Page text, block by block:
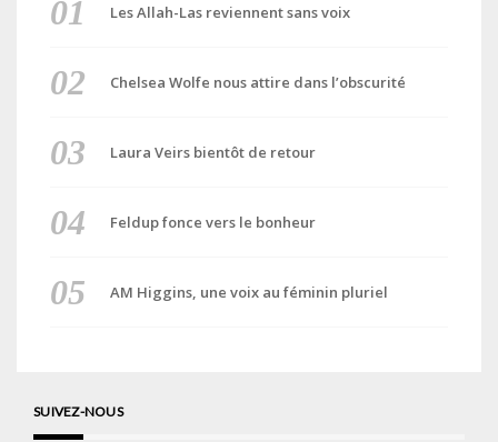
Les Allah-Las reviennent sans voix
Chelsea Wolfe nous attire dans l’obscurité
Laura Veirs bientôt de retour
Feldup fonce vers le bonheur
AM Higgins, une voix au féminin pluriel
SUIVEZ-NOUS